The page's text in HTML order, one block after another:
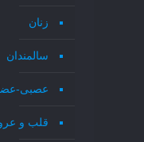
زنان
سالمندان
عصبی-
قلب و